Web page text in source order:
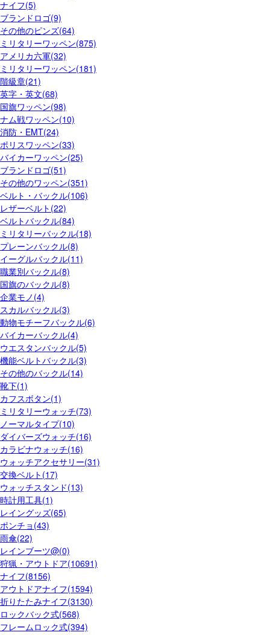
ナイフ(5)
ブランドロゴ(9)
その他のピンズ(64)
ミリタリーワッペン(875)
アメリカ六軍(32)
ミリタリーワッペン(181)
階級章(21)
英字・英文(68)
国旗ワッペン(98)
ナム戦ワッペン(10)
消防・EMT(24)
ポリスワッペン(33)
バイカーワッペン(25)
ブランドロゴ(51)
その他のワッペン(351)
ベルト・バックル(106)
レザーベルト(22)
ベルトバックル(84)
ミリタリーバックル(18)
プレーンバックル(8)
イーグルバックル(11)
職業別バックル(8)
国旗のバックル(8)
企業モノ(4)
スカルバックル(3)
動物モチーフバックル(6)
バイカーバックル(4)
ウエスタンバックル(5)
機能ベルトバックル(3)
その他のバックル(14)
靴下(1)
カフスボタン(1)
ミリタリーウォッチ(73)
ノーマルタイプ(10)
ダイバーズウォッチ(16)
カラビナウォッチ(16)
ウォッチアクセサリー(31)
交換ベルト(17)
ウォッチスタンド(13)
時計用工具(1)
レイングッズ(65)
ポンチョ(43)
雨傘(22)
レインブーツ@(0)
狩猟・アウトドア(10691)
ナイフ(8156)
アウトドアナイフ(1594)
折りたたみナイフ(3130)
ロックバック式(568)
フレームロック式(394)